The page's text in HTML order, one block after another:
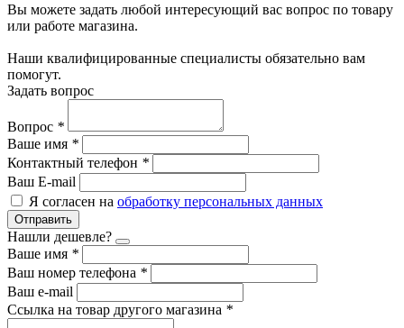
Вы можете задать любой интересующий вас вопрос по товару
или работе магазина.
Наши квалифицированные специалисты обязательно вам
помогут.
Задать вопрос
Вопрос *
Ваше имя *
Контактный телефон *
Ваш E-mail
Я согласен на обработку персональных данных
Отправить
Нашли дешевле?
Ваше имя *
Ваш номер телефона *
Ваш e-mail
Ссылка на товар другого магазина *